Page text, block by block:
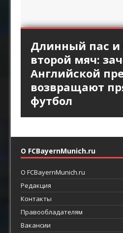
«Интер»
линии
пространство
как главный
Длинный пас и
второй мяч:
Английской
возвращают
футбол
Стандарты
как
позиционной
Смена темпа в
«Астон
резкое
долгого
«Брага» против
персонального
как ротации
пространство
линиями
О FCBayernMunich.ru
О FCBayernMunich.ru
Редакция
Контакты
Правообладателям
Вакансии